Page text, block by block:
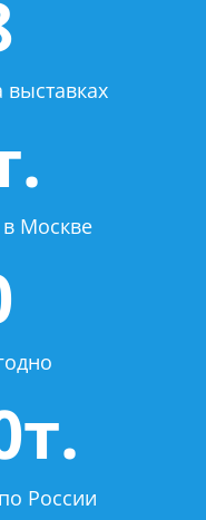
в Москве
России